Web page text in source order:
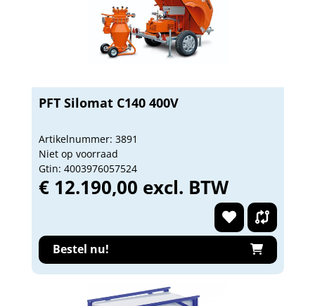
PFT Silomat C140 400V
Artikelnummer: 3891
Niet op voorraad
Gtin: 4003976057524
€ 12.190,00 excl. BTW
Bestel nu!